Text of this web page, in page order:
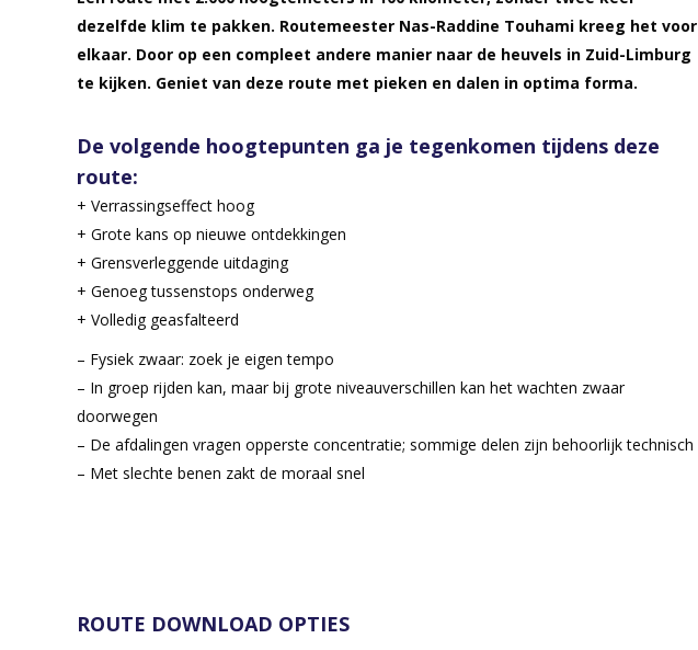
dezelfde klim te pakken. Routemeester Nas-Raddine Touhami kreeg het voor
elkaar. Door op een compleet andere manier naar de heuvels in Zuid-Limburg
te kijken. Geniet van deze route met pieken en dalen in optima forma.
De volgende hoogtepunten ga je tegenkomen tijdens deze
route:
+ Verrassingseffect hoog
+ Grote kans op nieuwe ontdekkingen
+ Grensverleggende uitdaging
+ Genoeg tussenstops onderweg
+ Volledig geasfalteerd
– Fysiek zwaar: zoek je eigen tempo
– In groep rijden kan, maar bij grote niveauverschillen kan het wachten zwaar
doorwegen
– De afdalingen vragen opperste concentratie; sommige delen zijn behoorlijk technisch
– Met slechte benen zakt de moraal snel
ROUTE DOWNLOAD OPTIES